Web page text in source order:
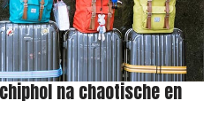
na chaotische en